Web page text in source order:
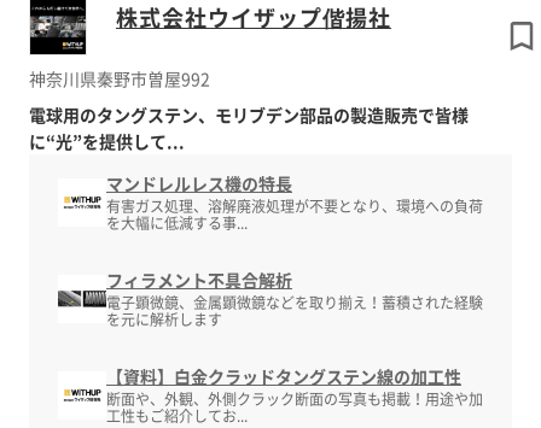
株式会社ウイザップ偕揚社
神奈川県秦野市曽屋992
電球用のタングステン、モリブデン部品の製造販売で皆様
に“光”を提供して...
マンドレルレス機の特長
有害ガス処理、溶解廃液処理が不要となり、環境への負荷
を大幅に低減する事...
フィラメント不具合解析
電子顕微鏡、金属顕微鏡などを取り揃え！蓄積された経験
を元に解析します
【資料】白金クラッドタングステン線の加工性
断面や、外観、外側クラック断面の写真も掲載！用途や加
工性もご紹介してお...